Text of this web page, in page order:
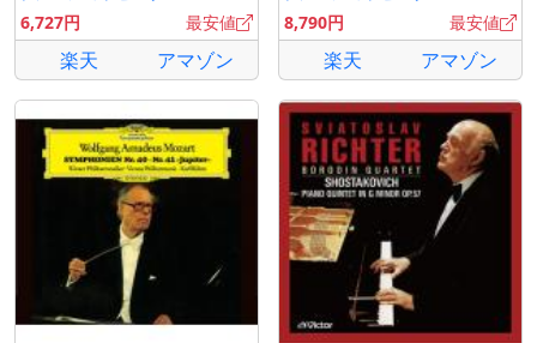
6,727円
最安値
楽天 アマゾン
8,790円
最安値
楽天 アマゾン